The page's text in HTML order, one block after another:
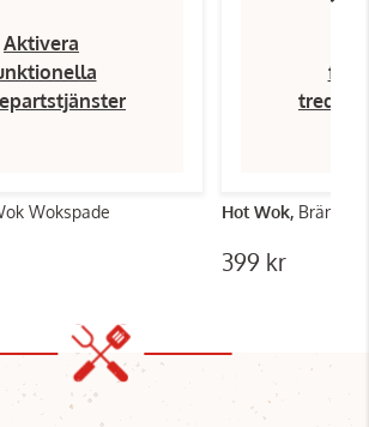
Aktivera
Wokspade Hot Wok,
399 kr